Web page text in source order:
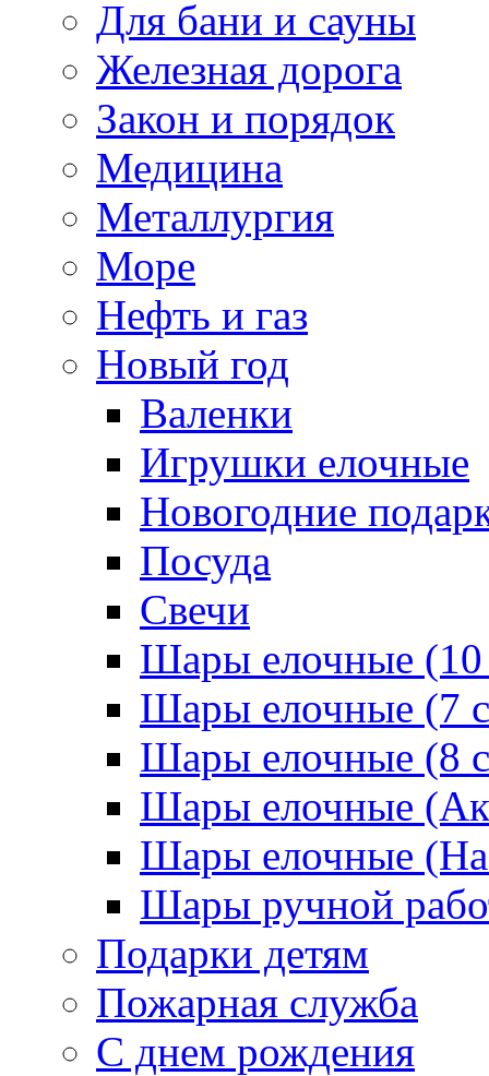
Для бани и сауны
Железная дорога
Закон и порядок
Медицина
Металлургия
Море
Нефть и газ
Новый год
Валенки
Игрушки елочные
Новогодние
Посуда
Свечи
Шары елочные
Шары елочные (7
Шары елочные (8
Шары елочные
Шары елочные
Шары ручной
Подарки детям
Пожарная служба
С днем рождения